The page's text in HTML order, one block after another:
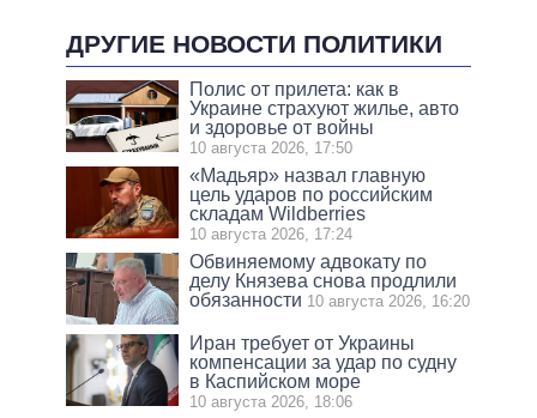
ДРУГИЕ НОВОСТИ ПОЛИТИКИ
Полис от прилета: как в
Украине страхуют жилье, авто
и здоровье от войны
10 августа 2026, 17:50
«Мадьяр» назвал главную
цель ударов по российским
складам Wildberries
10 августа 2026, 17:24
Обвиняемому адвокату по
делу Князева снова продлили
обязанности 10 августа 2026, 16:20
Иран требует от Украины
компенсации за удар по судну
в Каспийском море
10 августа 2026, 18:06